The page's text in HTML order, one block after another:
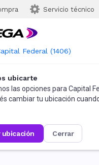
Servicio técnico
Federal (1406)
ubicarte
las opciones para Capital
cambiar tu ubicación
ubicación cerrar